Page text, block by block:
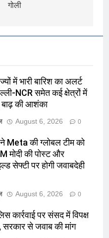
गोली
में भारी बारिश का अलर्ट
NCR समेत कई क्षेत्रों में
की आशंका
August 6, 2026 0
Meta की ग्लोबल टीम को
मोदी की पोस्ट और
सेफ्टी पर होगी जवाबदेही
August 6, 2026 0
कार्रवाई पर संसद में विपक्ष
सरकार से जवाब की मांग